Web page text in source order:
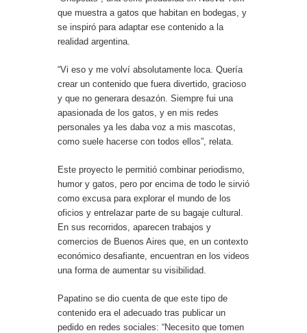
que muestra a gatos que habitan en bodegas, y
se inspiró para adaptar ese contenido a la
realidad argentina.
“Vi eso y me volví absolutamente loca. Quería
crear un contenido que fuera divertido, gracioso
y que no generara desazón. Siempre fui una
apasionada de los gatos, y en mis redes
personales ya les daba voz a mis mascotas,
como suele hacerse con todos ellos”, relata.
Este proyecto le permitió combinar periodismo,
humor y gatos, pero por encima de todo le sirvió
como excusa para explorar el mundo de los
oficios y entrelazar parte de su bagaje cultural.
En sus recorridos, aparecen trabajos y
comercios de Buenos Aires que, en un contexto
económico desafiante, encuentran en los videos
una forma de aumentar su visibilidad.
Papatino se dio cuenta de que este tipo de
contenido era el adecuado tras publicar un
pedido en redes sociales: “Necesito que tomen